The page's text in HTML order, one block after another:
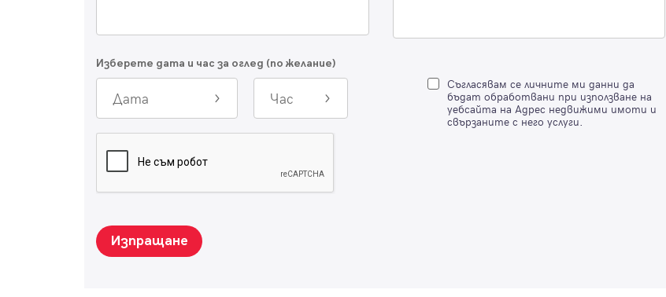
Изберете дата и час за оглед (по желание)
Дата Час
Съгласявам се личните ми данни да
бъдат обработвани при използване на
уебсайта на Адрес недвижими имоти и
свързаните с него услуги.
Изпращане